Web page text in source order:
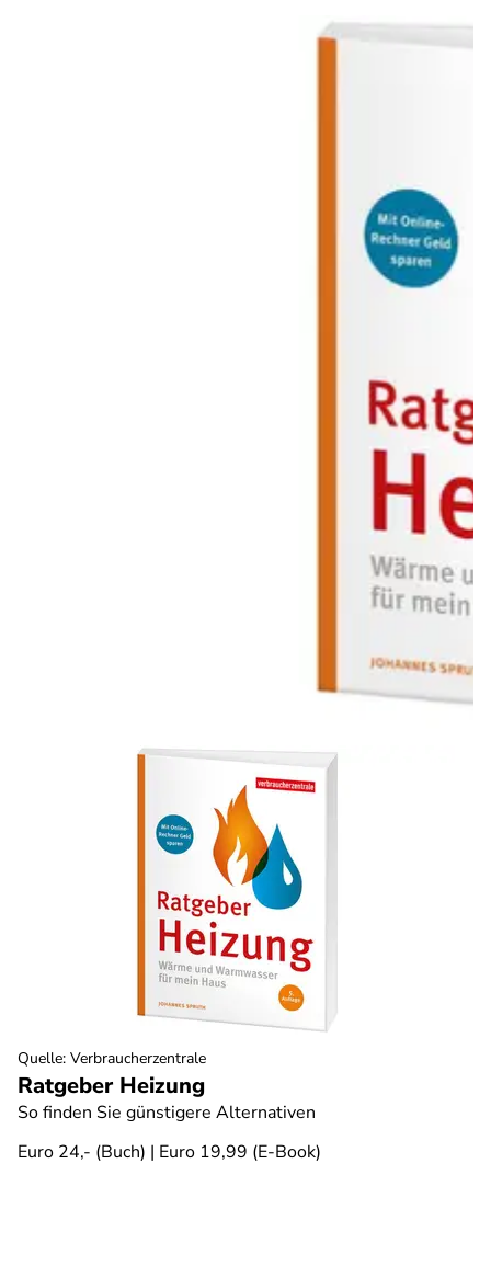
Ratgeber Heizung
So finden Sie günstigere Alternativen
Euro 24,- (Buch) | Euro 19,99 (E-Book)
Quelle: Verbraucherzentrale